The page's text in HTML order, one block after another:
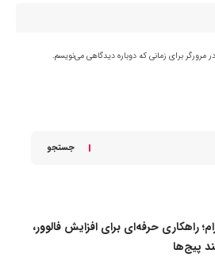
مرورگر برای زمانی که دوباره دیدگاهی می‌نویسم.
جستجو
راهکاری حرفه‌ای برای افزایش فالوور،
پیج‌ها